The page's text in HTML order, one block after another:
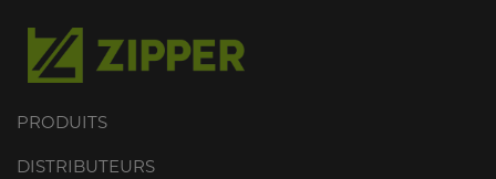
PRODUITS
DISTRIBUTEURS